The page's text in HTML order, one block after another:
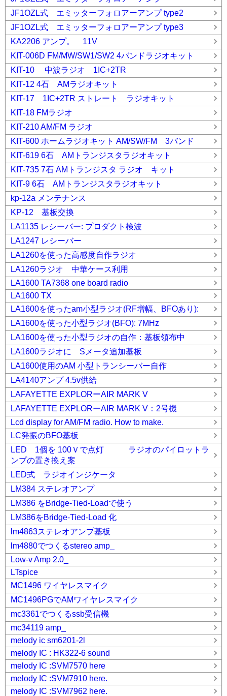
JF1OZL式 エミッターフォロアーアンプ type2
JF1OZL式 エミッターフォロアーアンプ type3
KA2206 アンプ。 11V
KIT-006D FM/MW/SW1/SW2 4バンドラジオキット
KIT-10 中波ラジオ 1IC+2TR
KIT-12 4石 AMラジオキット
KIT-17 1IC+2TR ストレート ラジオキット
KIT-18 FMラジオ
KIT-210 AM/FM ラジオ
KIT-600 ホームラジオキット AM/SW/FM 3バンド
KIT-619 6石 AMトランジスタラジオキット
KIT-735 7石 AMトランジスタ ラジオ キット
KIT-9 6石 AMトランジスタラジオキット
kp-12a メンテナンス
KP-12 基板交換
LA1135 レシーバー: プロダクト検波
LA1247 レシーバー
LA1260を使った高感度自作ラジオ
LA1260ラジオ 中華ケース利用
LA1600 TA7368 one board radio
LA1600 TX
LA1600を使ったam小型ラジオ(RF増幅、BFOあり):
LA1600を使った小型ラジオ(BFO): 7MHz
LA1600を使った小型ラジオの自作：基板領布中
LA1600ラジオに Sメータ追加基板
LA1600使用のAM 小型トランシーバー自作
LA4140アンプ 4.5v供給
LAFAYETTE EXPLORーAIR MARK V
LAFAYETTE EXPLORーAIR MARK V：2号機
Lcd display for AM/FM radio. How to make.
LC発振のBFO基板
LED 1個を 100Ｖで点灯 ラジオのパイロットラ
ンプの置き換え案
LED式 ラジオインジケータ
LM384 ステレオアンプ
LM386 をBridge-Tied-Loadで使う
LM386をBridge-Tied-Load 化
lm4863ステレオアンプ基板
lm4880でつくるstereo amp_
Low-v Amp 2.0_
LTspice
MC1496 ワイヤレスマイク
MC1496PGでAMワイヤレスマイク
mc3361でつくるssb受信機
mc34119 amp_
melody ic sm6201-2l
melody IC : HK322-6 sound
melody IC :SVM7570 here
melody IC :SVM7910 here.
melody IC :SVM7962 here.